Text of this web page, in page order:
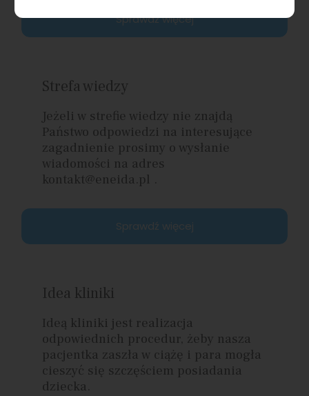
Sprawdź więcej
Strefa wiedzy
Jeżeli w strefie wiedzy nie znajdą
Państwo odpowiedzi na interesujące
zagadnienie prosimy o wysłanie
wiadomości na adres
kontakt@eneida.pl .
Sprawdź więcej
Idea kliniki
Ideą kliniki jest realizacja
odpowiednich procedur, żeby nasza
pacjentka zaszła w ciążę i para mogła
cieszyć się szczęściem posiadania
dziecka.